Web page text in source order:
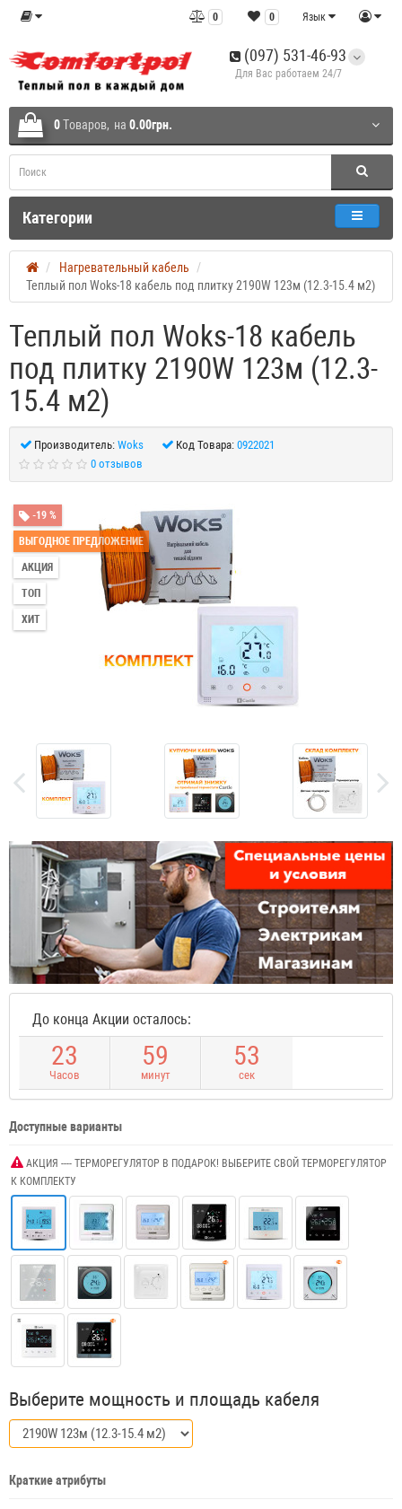
Язык
0
0
(097) 531-46-93
Для Вас работаем 24/7
0Tоваров, на 0.00грн.
Категории
Нагревательный кабель
Теплый пол Woks-18 кабель под плитку 2190W 123м (12.3-15.4 м2)
Теплый пол Woks-18 кабель
под плитку 2190W 123м (12.3-
15.4 м2)
Производитель: Woks Код Товара: 0922021
0 отзывов
-19 %
ВЫГОДНОЕ ПРЕДЛОЖЕНИЕ
АКЦИЯ
ТОП
ХИТ
До конца Акции осталось:
23
Часов
59
минут
53
сек
Доступные варианты
АКЦИЯ ---- ТЕРМОРЕГУЛЯТОР В ПОДАРОК! ВЫБЕРИТЕ СВОЙ ТЕРМОРЕГУЛЯТОР
К КОМПЛЕКТУ
Выберите мощность и площадь кабеля
Краткие атрибуты